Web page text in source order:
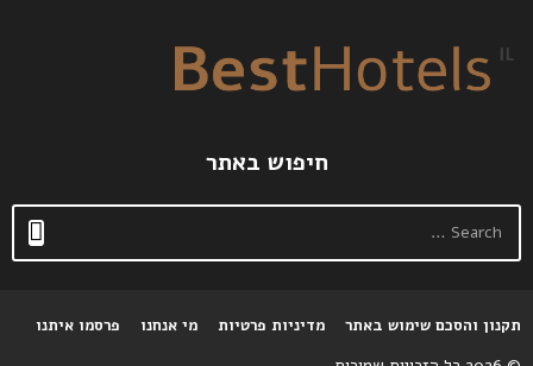
חיפוש באתר
S
a
h
תקנון והסכם שימוש באתר מדיניות פרטיות מי אנחנו פרסמו איתנו